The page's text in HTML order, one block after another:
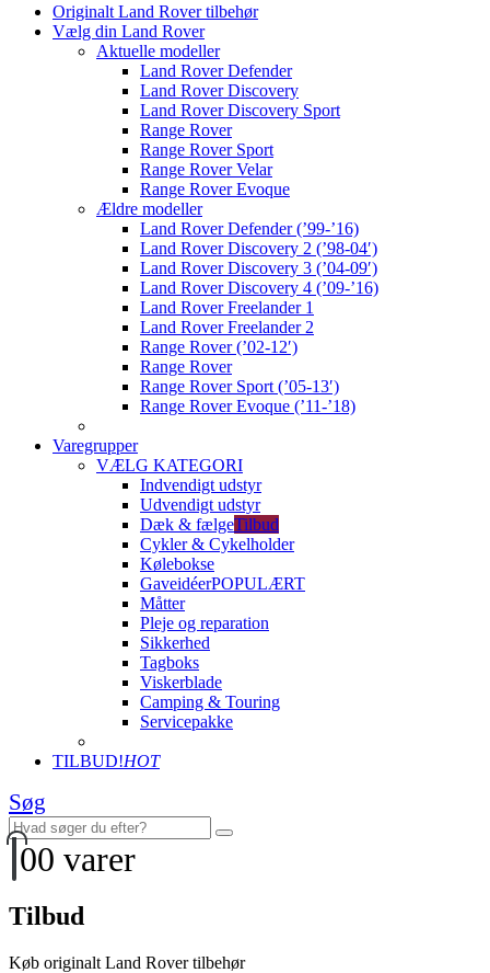
Originalt Land Rover tilbehør
Vælg din Land Rover
Aktuelle modeller
Land Rover Defender
Land Rover Discovery
Land Rover Discovery Sport
Range Rover
Range Rover Sport
Range Rover Velar
Range Rover Evoque
Ældre modeller
Land Rover Defender (’99-’16)
Land Rover Discovery 2 (’98-04′)
Land Rover Discovery 3 (’04-09′)
Land Rover Discovery 4 (’09-’16)
Land Rover Freelander 1
Land Rover Freelander 2
Range Rover (’02-12′)
Range Rover
Range Rover Sport (’05-13′)
Range Rover Evoque (’11-’18)
Varegrupper
VÆLG KATEGORI
Indvendigt udstyr
Udvendigt udstyr
Dæk & fælgeTilbud
Cykler & Cykelholder
Kølebokse
GaveidéerPOPULÆRT
Måtter
Pleje og reparation
Sikkerhed
Tagboks
Viskerblade
Camping & Touring
Servicepakke
TILBUD!HOT
Søg
00 varer
Tilbud
Køb originalt Land Rover tilbehør